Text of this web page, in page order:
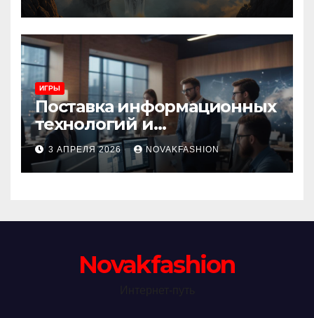
ИГРЫ
Поставка информационных
технологий и
инновационные решения
3 АПРЕЛЯ 2026 NOVAKFASHION
Novakfashion